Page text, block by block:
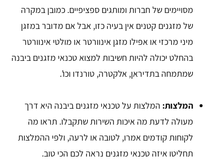
מסויימים של חברות ומותגים ספציפיים. כמובן במקרה
של מזגנים קטנים אין בעיה כזו, אבל אם מדובר במזגן
מיני מרכזי או אפילו מזגן אינוורטר או מולטי אינוורטר
בהחלט יכולה להיות חשיבות למצוא טכנאי מזגנים ביבנה
שמתמחה בתדיראן, אלקטרה, טורנדו וכו'.
המלצות: המלצות על טכנאי מזגנים ביבנה היא דרך
מעולה לדעת מה איכות השירות שתקבלו. תראו מה
לקוחות קודמים אמרו, לטובה או לרעה, ולפי ההמלצות
תחליטו איזה טכנאי מזגנים נראה לכם הכי טוב.